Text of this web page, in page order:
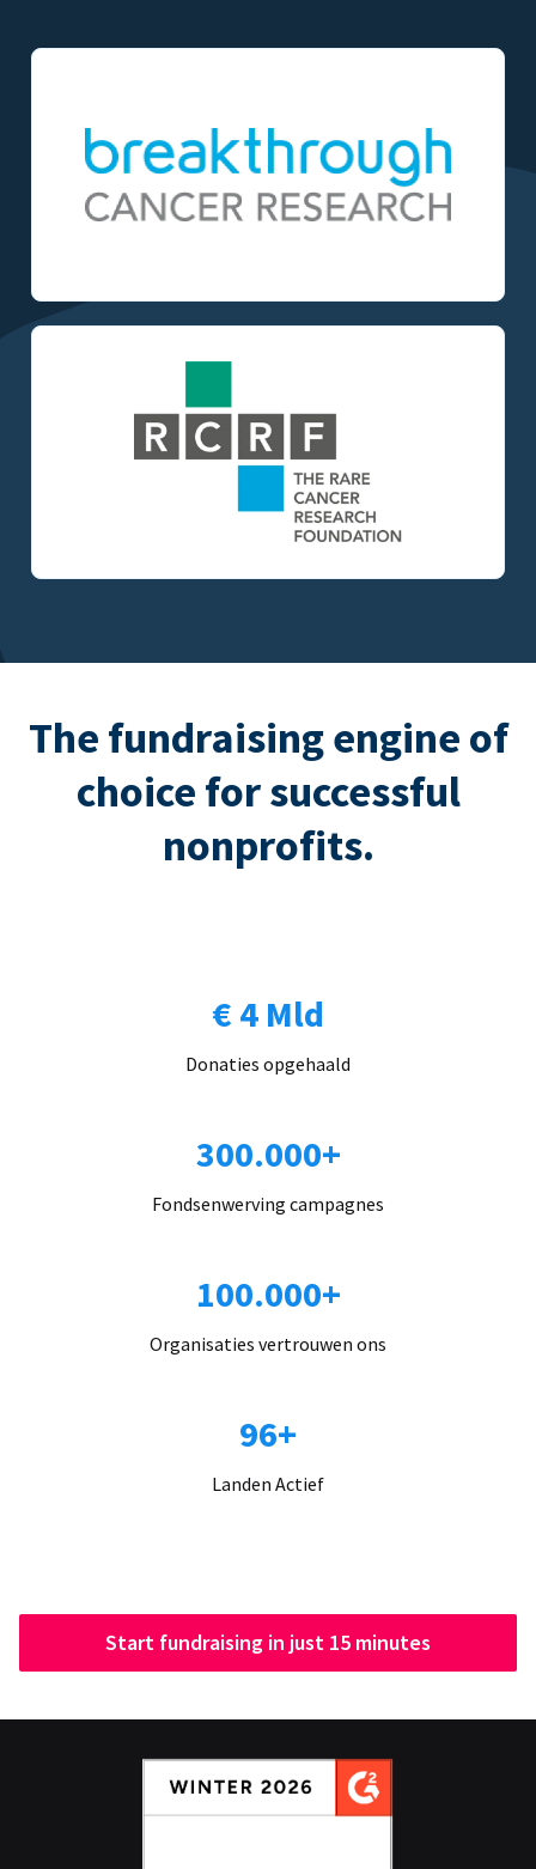
The fundraising engine of
choice for successful
nonprofits.
€ 4 Mld
Donaties opgehaald
300.000+
Fondsenwerving campagnes
100.000+
Organisaties vertrouwen ons
96+
Landen Actief
Start fundraising in just 15 minutes